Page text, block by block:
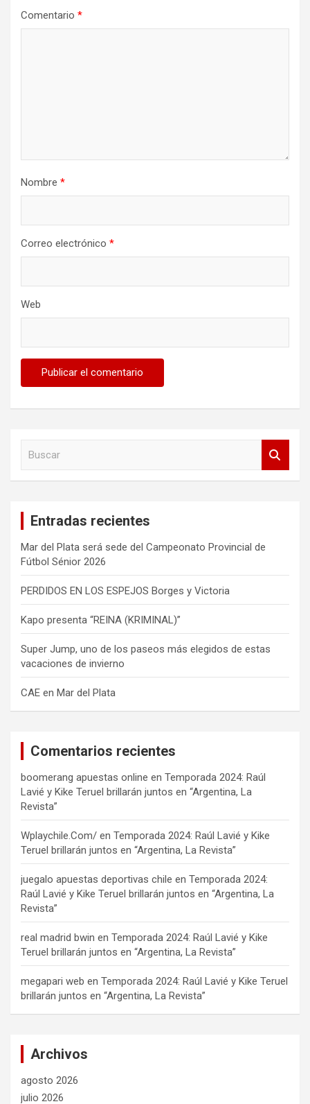
Comentario *
Nombre *
Correo electrónico *
Web
Entradas recientes
Mar del Plata será sede del Campeonato Provincial de
Fútbol Sénior 2026
PERDIDOS EN LOS ESPEJOS Borges y Victoria
Kapo presenta “REINA (KRIMINAL)”
Super Jump, uno de los paseos más elegidos de estas
vacaciones de invierno
CAE en Mar del Plata
Comentarios recientes
boomerang apuestas online en Temporada 2024: Raúl
Lavié y Kike Teruel brillarán juntos en “Argentina, La
Revista”
Wplaychile.Com/ en Temporada 2024: Raúl Lavié y Kike
Teruel brillarán juntos en “Argentina, La Revista”
juegalo apuestas deportivas chile en Temporada 2024:
Raúl Lavié y Kike Teruel brillarán juntos en “Argentina, La
Revista”
real madrid bwin en Temporada 2024: Raúl Lavié y Kike
Teruel brillarán juntos en “Argentina, La Revista”
megapari web en Temporada 2024: Raúl Lavié y Kike Teruel
brillarán juntos en “Argentina, La Revista”
Archivos
agosto 2026
julio 2026